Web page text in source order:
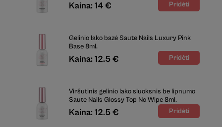
Kaina: 14 €
Gelinio lako bazė Saute Nails Luxury Pink
Base 8ml.
Kaina: 12.5 €
Viršutinis gelinio lako sluoksnis be lipnumo
Saute Nails Glossy Top No Wipe 8ml.
Kaina: 12.5 €